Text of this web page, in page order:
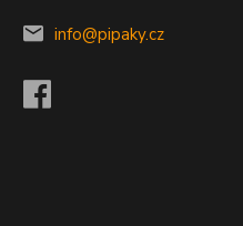
info@pipaky.cz